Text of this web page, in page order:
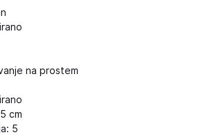
na prostem
cm
5